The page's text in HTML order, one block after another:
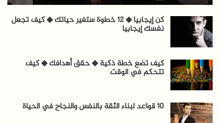
كن إيجابيا ◆ 12 خطوة ستغير حياتك ◆ كيف تجعل
نفسك إيجابيا
كيف تضع خطة ذكية ◆ حقق أهدافك ◆ كيف
تتحكم في الوقت
10 قواعد لبناء الثقة بالنفس والنجاح في الحياة